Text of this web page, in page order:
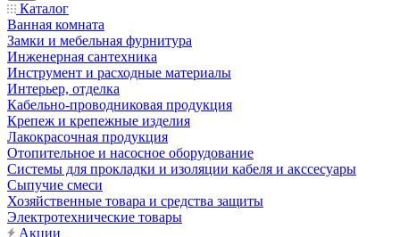
Каталог
Ванная комната
Замки и мебельная фурнитура
Инженерная сантехника
Инструмент и расходные материалы
Интерьер, отделка
Кабельно-проводниковая продукция
Крепеж и крепежные изделия
Лакокрасочная продукция
Отопительное и насосное оборудование
Системы для прокладки и изоляции кабеля и акссесуары
Сыпучие смеси
Хозяйственные товара и средства защиты
Электротехнические товары
Акции